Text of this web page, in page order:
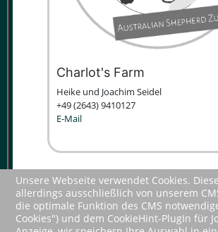
Charlot's Farm
Heike und Joachim Sei­del
+49 (2643) 9410127
E-Mail
Unsere Webseite verwendet Cookies.
allerdings ausschließlich von unserem
die optimale Funktion des CMS
Cookies") und dem CookieHint-PlugIn für